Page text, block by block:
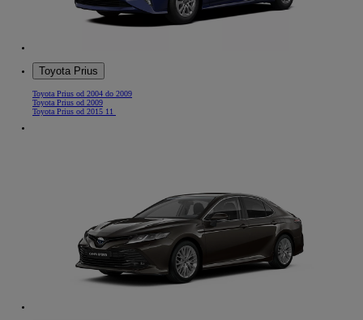
Toyota Prius
Toyota Prius od 2004 do 2009
Toyota Prius od 2009
Toyota Prius od 2015 11